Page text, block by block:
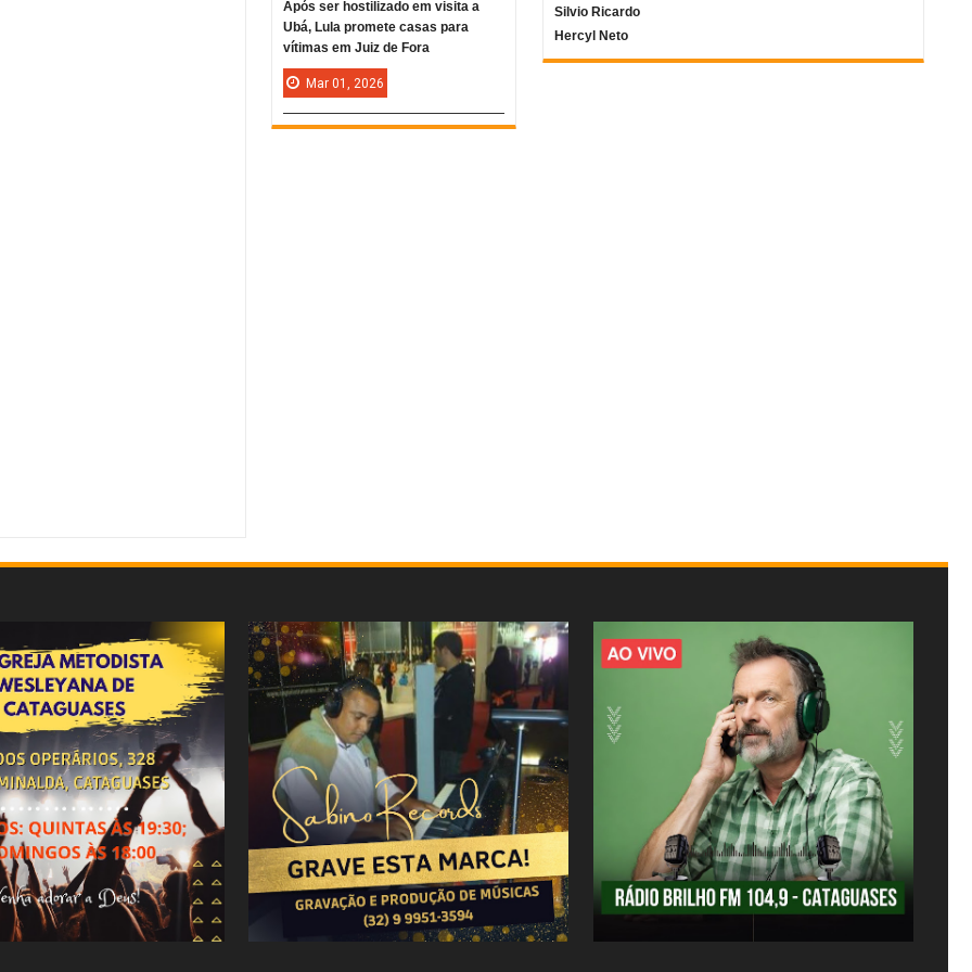
Silvio Ricardo
Hercyl Neto
Após ser hostilizado em visita a
Ubá, Lula promete casas para
vítimas em Juiz de Fora
Mar 01, 2026